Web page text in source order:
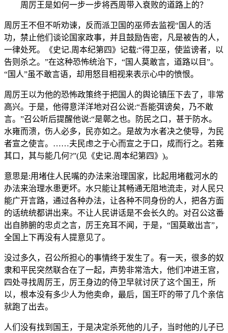
周厉王是如何一步一步将西周带入衰败的道路上的？
周厉王不但不听劝谏，反而派卫国的巫师去监视“国人的活
功，禁止他们谈论国家政事，并且鼓励告密，凡是被告的人，
一律处死。《史记.周本纪第四》记载:“得卫巫，使监谤者，以
告则杀之。”在这种恐怖统治下，“国人莫敢言，道路以目”。
“国人”虽不敢言语，却用怒目相视来表示心中的愤恨。
周厉王以为他的恐怖政策终于把国人的舆论镇压下去了，非常
高兴。于是，他得意洋洋地对召公说:“吾能弭谤矣，乃不敢
言。”召公听后提醒他说:“是鄣之也。防民之口，甚于防水。
水雍而溃，伤人必多，民亦如之。是故为水者决之使导，为民
者宣之使言。……夫民虑之于心而宣之于口，成而行之。若雍
其口，其与能几何?”(见《史记.周本纪第四》)。
意思是:用堵住人民嘴的办法来治理国家，比起用堵截河水的
办法来治理水患更坏。水只能让其畅通无阻地流走，对人民只
能广开言路，通过各种办法，让各种不同身份的人，把各方面
的话统统都讲出来。不让人民讲话是不会长久的。对召公这番
出自肺腑的忠贞之言，厉王充耳不闻，于是，“国莫敢出言”，
全国上下再没有人提意见了。
没过多久，召公所担心的事情终于发生了。有一天，很多的奴
隶和平民突然联合在了一起，声势非常浩大，他们冲进王宫，
四处寻找周厉王，厉王身边的侍卫早就讨厌了这个国王，所
以，根本没有多少人为他卖命，最后，国王吓的带了几个亲信
就跑了出去。
人们没有找到国王，于是决定杀死他的儿子，当时他的儿子已